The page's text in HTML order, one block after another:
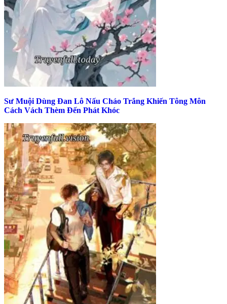
Sư Muội Dùng Đan Lô Nấu Cháo Trắng Khiến Tông Môn
Cách Vách Thèm Đến Phát Khóc